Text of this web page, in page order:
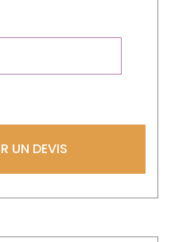
UN DEVIS